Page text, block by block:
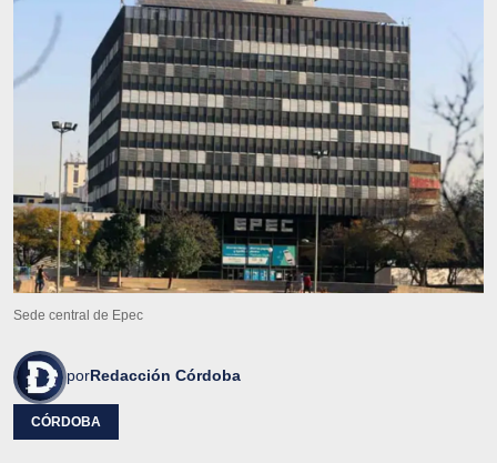
Sede central de Epec
porRedacción Córdoba
CÓRDOBA